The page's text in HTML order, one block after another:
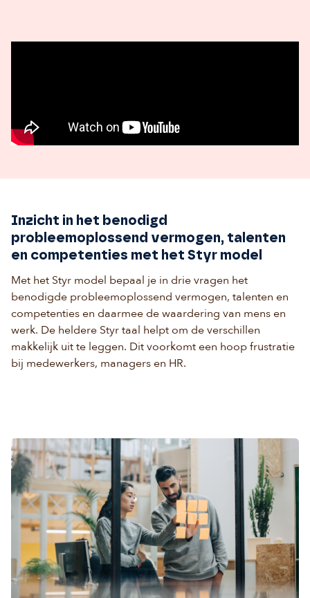
Inzicht in het benodigd
probleemoplossend vermogen, talenten
en competenties met het Styr model
Met het Styr model bepaal je in drie vragen het
benodigde probleemoplossend vermogen, talenten en
competenties en daarmee de waardering van mens en
werk. De heldere Styr taal helpt om de verschillen
makkelijk uit te leggen. Dit voorkomt een hoop frustratie
bij medewerkers, managers en HR.